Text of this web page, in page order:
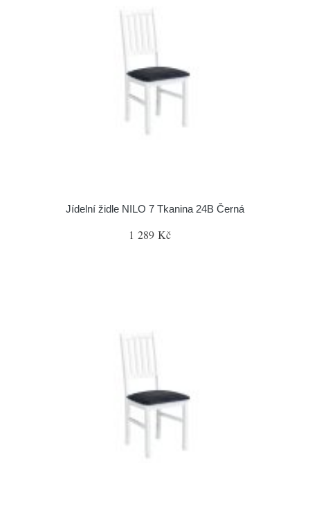
Jídelní židle NILO 7 Tkanina 24B Černá
1 289 Kč